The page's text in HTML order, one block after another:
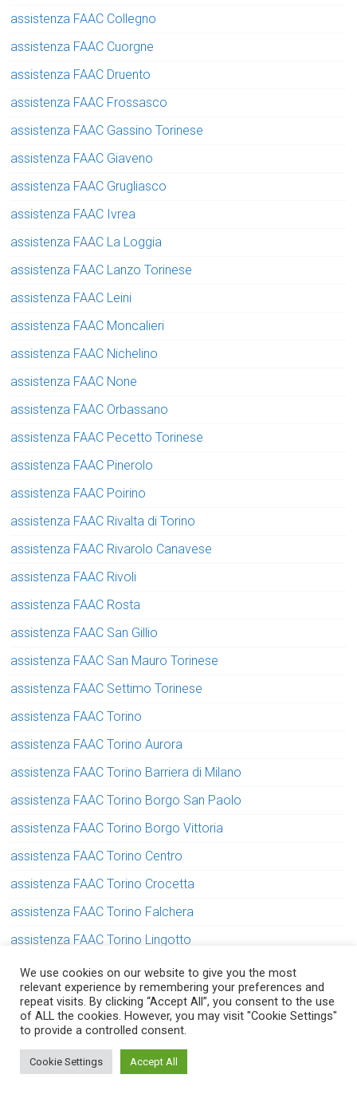
assistenza FAAC Collegno
assistenza FAAC Cuorgne
assistenza FAAC Druento
assistenza FAAC Frossasco
assistenza FAAC Gassino Torinese
assistenza FAAC Giaveno
assistenza FAAC Grugliasco
assistenza FAAC Ivrea
assistenza FAAC La Loggia
assistenza FAAC Lanzo Torinese
assistenza FAAC Leini
assistenza FAAC Moncalieri
assistenza FAAC Nichelino
assistenza FAAC None
assistenza FAAC Orbassano
assistenza FAAC Pecetto Torinese
assistenza FAAC Pinerolo
assistenza FAAC Poirino
assistenza FAAC Rivalta di Torino
assistenza FAAC Rivarolo Canavese
assistenza FAAC Rivoli
assistenza FAAC Rosta
assistenza FAAC San Gillio
assistenza FAAC San Mauro Torinese
assistenza FAAC Settimo Torinese
assistenza FAAC Torino
assistenza FAAC Torino Aurora
assistenza FAAC Torino Barriera di Milano
assistenza FAAC Torino Borgo San Paolo
assistenza FAAC Torino Borgo Vittoria
assistenza FAAC Torino Centro
assistenza FAAC Torino Crocetta
assistenza FAAC Torino Falchera
assistenza FAAC Torino Lingotto
assistenza FAAC Torino Lucento
assistenza FAAC Torino Madonna di Campagna
assistenza FAAC Torino Mirafiori
assistenza FAAC Torino Parella
We use cookies on our website to give you the most
relevant experience by remembering your preferences and
repeat visits. By clicking “Accept All”, you consent to the use
of ALL the cookies. However, you may visit "Cookie Settings"
to provide a controlled consent.
Cookie Settings Accept All
Serve aiuto? Chiedi con fiducia!